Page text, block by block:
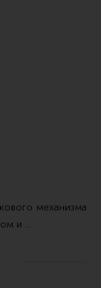
механизма
и …